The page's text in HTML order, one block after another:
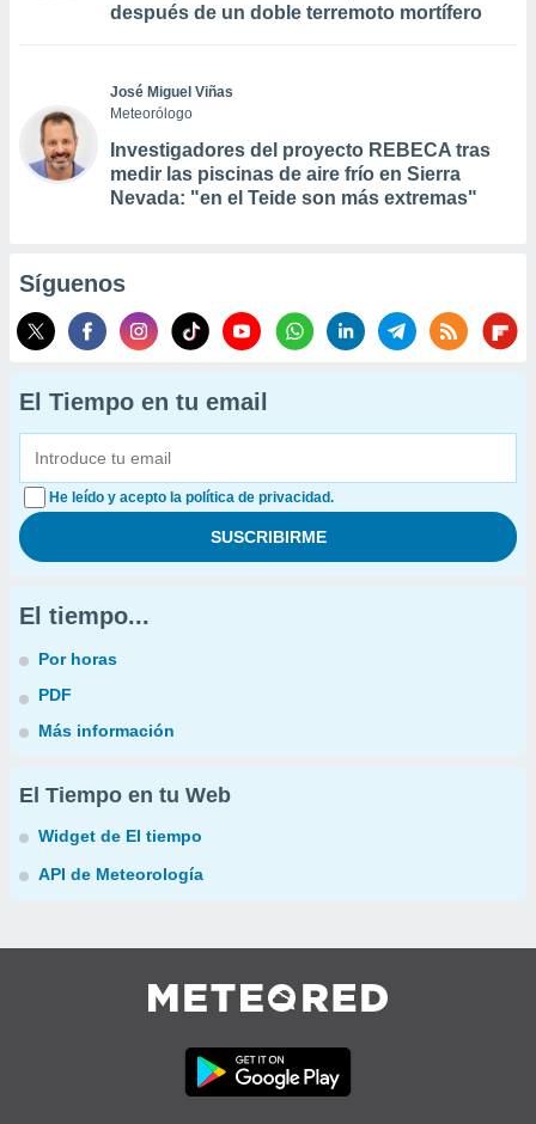
después de un doble terremoto mortífero
José Miguel Viñas
Meteorólogo
Investigadores del proyecto REBECA tras
medir las piscinas de aire frío en Sierra
Nevada: "en el Teide son más extremas"
Síguenos
El Tiempo en tu email
He leído y acepto la política de privacidad.
El tiempo...
Por horas
PDF
Más información
El Tiempo en tu Web
Widget de El tiempo
API de Meteorología